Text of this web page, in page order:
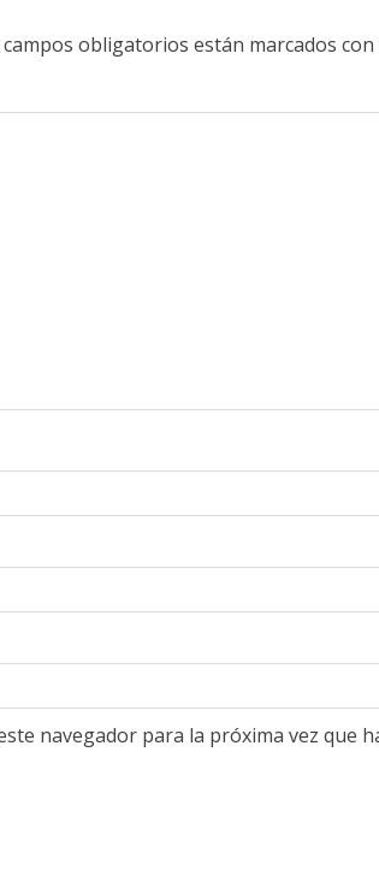
campos obligatorios están marcados con
navegador para la próxima vez que